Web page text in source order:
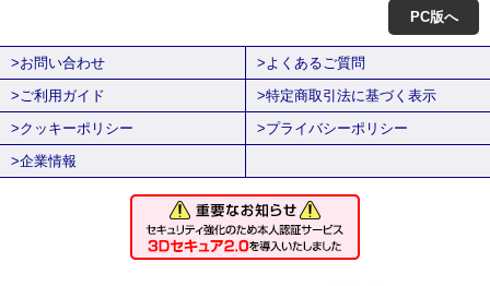
PC版へ
>お問い合わせ
>よくあるご質問
>ご利用ガイド
>特定商取引法に基づく表示
>クッキーポリシー
>プライバシーポリシー
>企業情報